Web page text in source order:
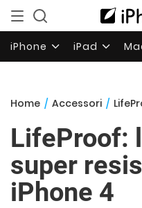
iPhone iPad
Home / Accessori /
LifeProof:
super
iPhone 4